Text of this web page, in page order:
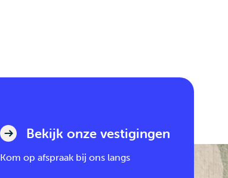
Bekijk onze vestigingen
Kom op afspraak bij ons langs